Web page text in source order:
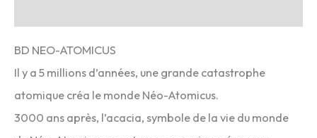
temps
BD NEO-ATOMICUS
Il y a 5 millions d’années, une grande catastrophe
atomique créa le monde Néo-Atomicus.
3000 ans après, l’acacia, symbole de la vie du monde